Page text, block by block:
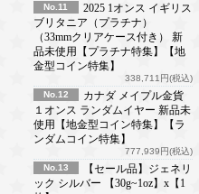
No.11
2025 1オンス イギリス
ブリタニア（プラチナ）
（33mmクリアケース付き） 新
品未使用【プラチナ特集】【地
金型コイン特集】
338,711円(税込)
No.12
カナダ メイプル金貨
１オンス ランダムイヤー 新品未
使用【地金型コイン特集】【ラ
ンダムコイン特集】
777,939円(税込)
No.13
【セール品】ジェネリ
ック シルバー 【30g~1oz】x【1